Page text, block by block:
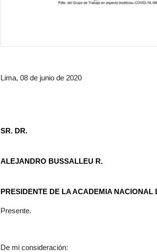
Lima, 08 de junio de 2020
SR. DR.
ALEJANDRO BUSSALLEU R.
PRESIDENTE DE LA ACADEMIA NACIONAL
Presente.
De mi consideración: